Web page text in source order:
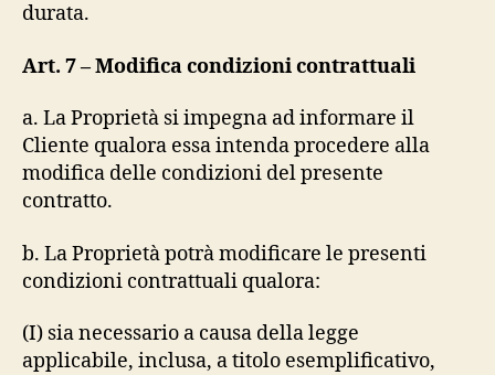
durata.
Art. 7 – Modifica condizioni contrattuali
a. La Proprietà si impegna ad informare il
Cliente qualora essa intenda procedere alla
modifica delle condizioni del presente
contratto.
b. La Proprietà potrà modificare le presenti
condizioni contrattuali qualora:
(I) sia necessario a causa della legge
applicabile, inclusa, a titolo esemplificativo,